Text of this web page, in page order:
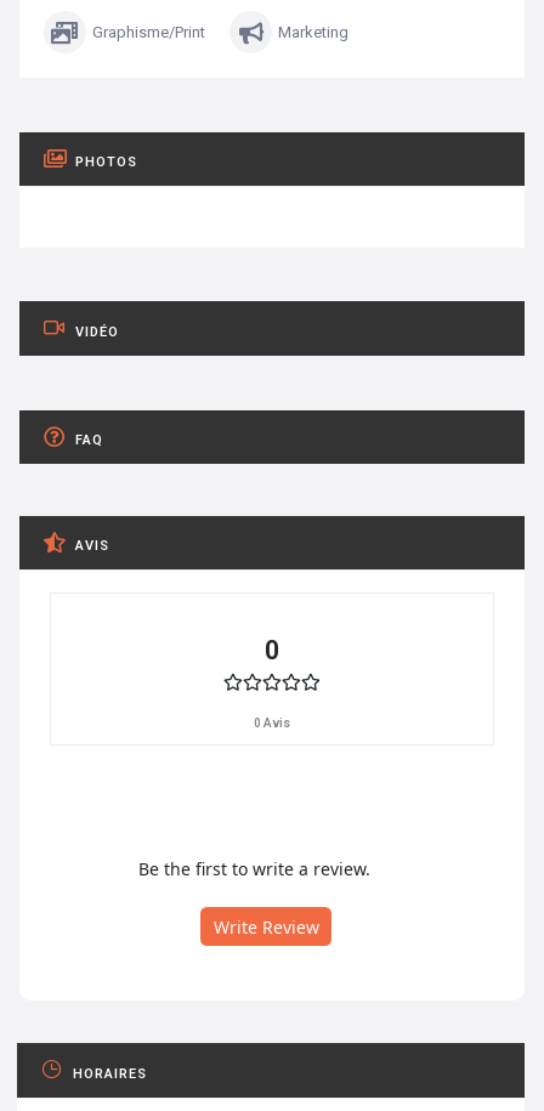
Graphisme/Print Marketing
PHOTOS
VIDÉO
FAQ
AVIS
0
0 Avis
Be the first to write a review.
Write Review
HORAIRES